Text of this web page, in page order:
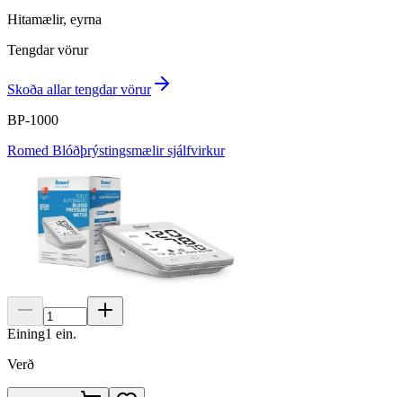
Hitamælir, eyrna
Tengdar vörur
Skoða allar tengdar vörur
BP-1000
Romed Blóðþrýstingsmælir sjálfvirkur
Eining1 ein.
Verð